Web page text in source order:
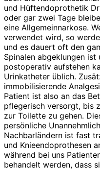
und Hüftendoprothetik
oder gar zwei Tage
eine Allgemeinnarkose.
verwendet wird, so
und es dauert oft den
Spinalen abgeklungen
postoperativ aufstehen
Urinkatheter üblich.
immobilisierende
Patient ist also an das
pflegerisch versorgt, bis
zur Toilette zu gehen.
persön­liche
Nachbarländern ist fast
und Knieendoprothesen
während bei uns
behandelt werden, dass